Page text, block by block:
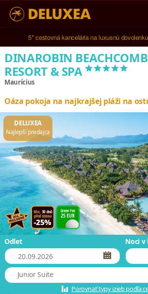
5* cestovná kancelária na luxusnú
DINAROBIN
RESORT & SPA*****
Maurícius
Oáza pokoja na najkrajšej pláži na
DELUXEA
Najlepší predajca
Odlet
Noci v
Junior Suite
Porovnať typy izieb podľa